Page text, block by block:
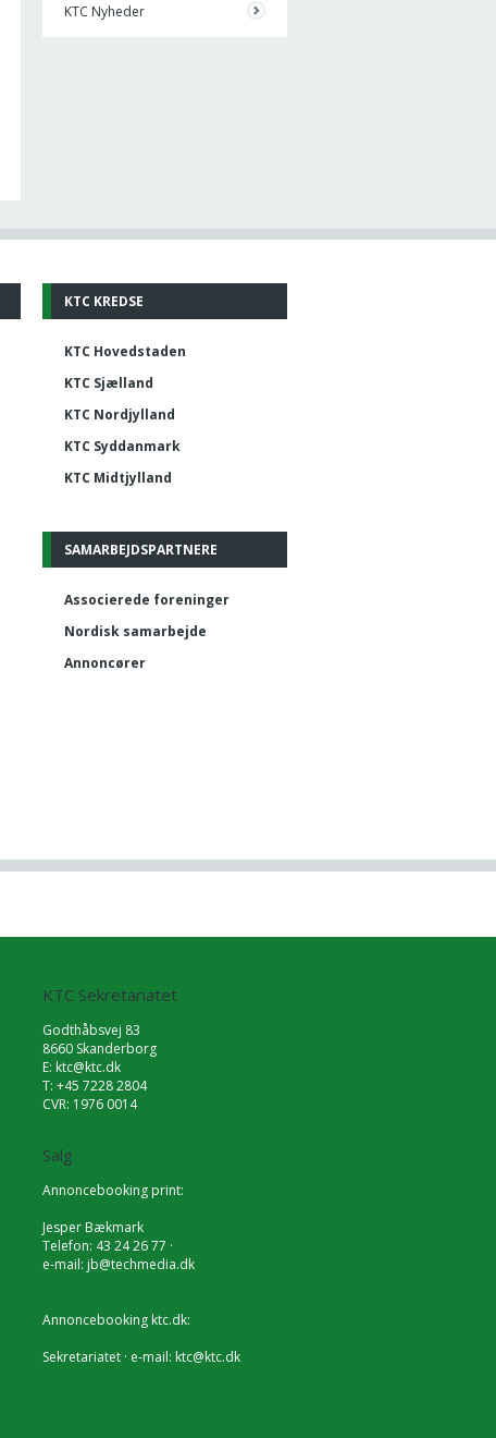
KTC Nyheder
KTC KREDSE
KTC Hovedstaden
KTC Sjælland
KTC Nordjylland
KTC Syddanmark
KTC Midtjylland
SAMARBEJDSPARTNERE
Associerede foreninger
Nordisk samarbejde
Annoncører
KTC Sekretariatet
Godthåbsvej 83
8660 Skanderborg
E: ktc@ktc.dk
T: +45 7228 2804
CVR: 1976 0014
Salg
Annoncebooking print:
Jesper Bækmark
Telefon: 43 24 26 77 ·
e-mail: jb@techmedia.dk
Annoncebooking ktc.dk:
Sekretariatet · e-mail: ktc@ktc.dk